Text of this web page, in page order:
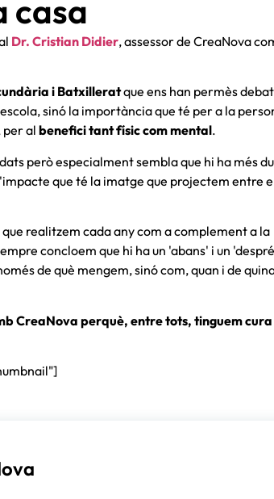
casa
Dr. Cristian Didier, assessor de CreaNova
i Batxilleratque ens han permès
sinó la importància que té per a la
per al benefici tant físic com mental.
però especialment sembla que hi ha més
que té la imatge que projectem entre
realitzem cada any com a complement a la
concloem que hi ha un 'abans' i un
de què mengem, sinó com, quan i de
CreaNova perquè, entre tots, tinguem